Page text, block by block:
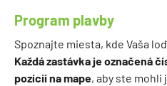
Program plavby
Spoznajte miesta, kde Vaša
Každá zastávka je označená
pozícii na mape, aby ste